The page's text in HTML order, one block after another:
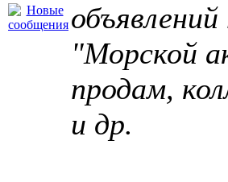
"Морской
продам,
и др.